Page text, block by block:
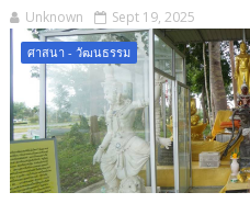
Unknown Sept 19, 2025
ศาสนา - วัฒนธรรม